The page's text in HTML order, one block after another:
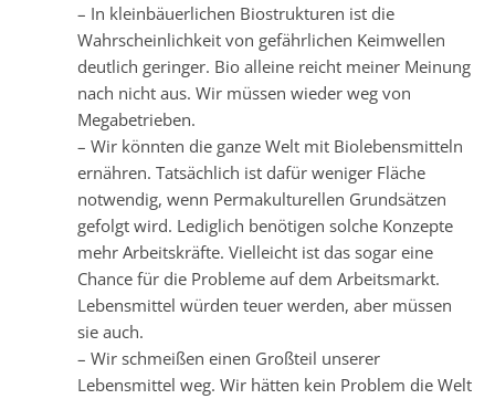
– In kleinbäuerlichen Biostrukturen ist die
Wahrscheinlichkeit von gefährlichen Keimwellen
deutlich geringer. Bio alleine reicht meiner Meinung
nach nicht aus. Wir müssen wieder weg von
Megabetrieben.
– Wir könnten die ganze Welt mit Biolebensmitteln
ernähren. Tatsächlich ist dafür weniger Fläche
notwendig, wenn Permakulturellen Grundsätzen
gefolgt wird. Lediglich benötigen solche Konzepte
mehr Arbeitskräfte. Vielleicht ist das sogar eine
Chance für die Probleme auf dem Arbeitsmarkt.
Lebensmittel würden teuer werden, aber müssen
sie auch.
– Wir schmeißen einen Großteil unserer
Lebensmittel weg. Wir hätten kein Problem die Welt